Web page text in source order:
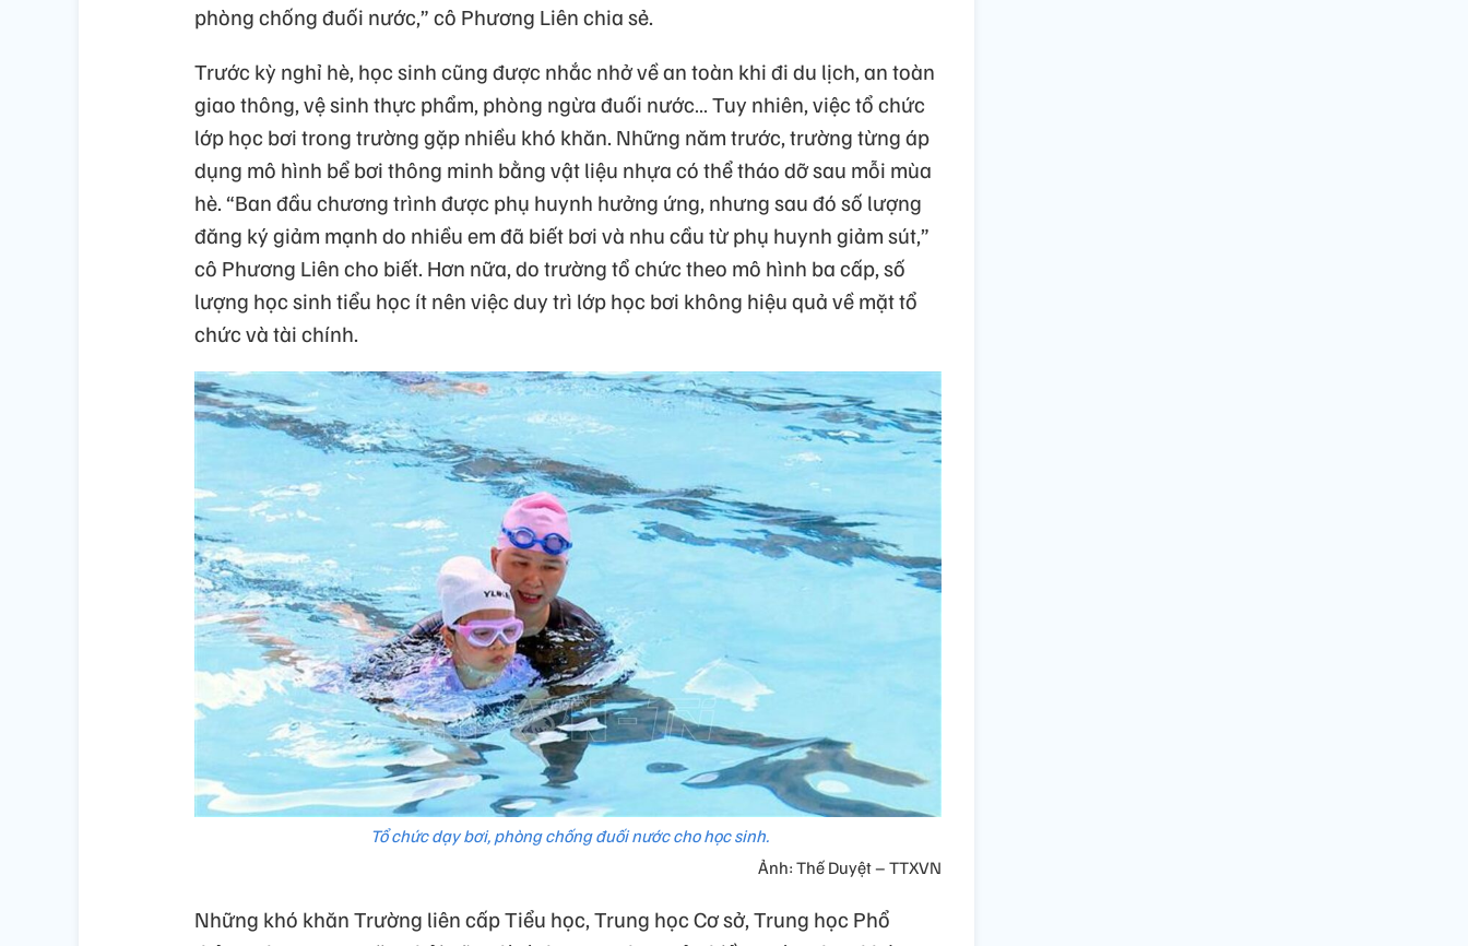
phòng chống đuối nước,” cô Phương Liên chia sẻ.
Trước kỳ nghỉ hè, học sinh cũng được nhắc nhở về an toàn khi đi du lịch, an toàn
giao thông, vệ sinh thực phẩm, phòng ngừa đuối nước… Tuy nhiên, việc tổ chức
lớp học bơi trong trường gặp nhiều khó khăn. Những năm trước, trường từng áp
dụng mô hình bể bơi thông minh bằng vật liệu nhựa có thể tháo dỡ sau mỗi mùa
hè. “Ban đầu chương trình được phụ huynh hưởng ứng, nhưng sau đó số lượng
đăng ký giảm mạnh do nhiều em đã biết bơi và nhu cầu từ phụ huynh giảm sút,”
cô Phương Liên cho biết. Hơn nữa, do trường tổ chức theo mô hình ba cấp, số
lượng học sinh tiểu học ít nên việc duy trì lớp học bơi không hiệu quả về mặt tổ
chức và tài chính.
Tổ chức dạy bơi, phòng chống đuối nước cho học sinh.
Ảnh: Thế Duyệt – TTXVN
Những khó khăn Trường liên cấp Tiểu học, Trung học Cơ sở, Trung học Phổ